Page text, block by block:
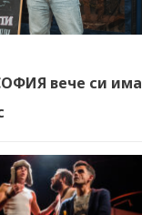
вече си има